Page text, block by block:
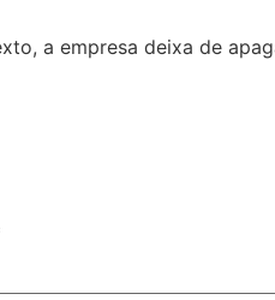
a empresa deixa de